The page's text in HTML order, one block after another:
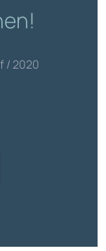
/ 2020